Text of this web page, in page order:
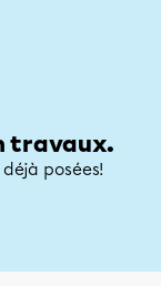
travaux.
posées!